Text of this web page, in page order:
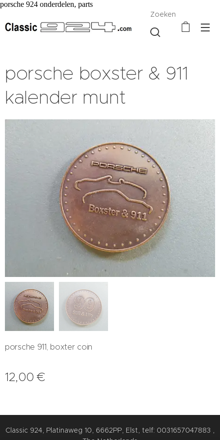
porsche 924 onderdelen, parts
Zoeken
porsche boxster & 911
kalender munt
porsche 911, boxter coin
12,00 €
Classic 924, Platinaweg 10, 6662PP, Elst, telf: 0031657047883 ,